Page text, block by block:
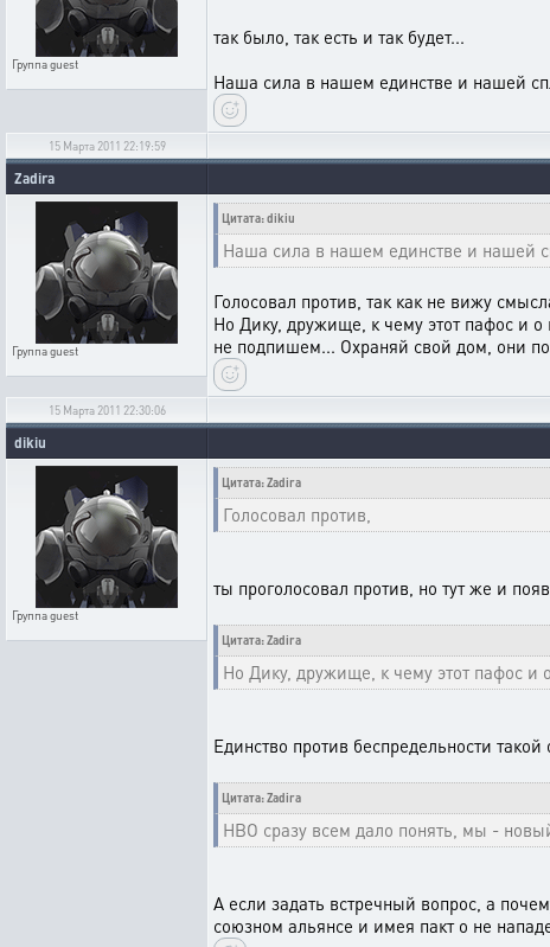
Группаguest
так было, так есть и так будет...
Наша сила в нашем единстве и нашей
15 Марта 2011 22:19:59
Zadira
Группаguest
Цитата: dikiu
Наша сила в нашем единстве и нашей
Голосовал против, так как не вижу
Но Дику, дружище, к чему этот пафос и
не подпишем... Охраняй свой дом, они
15 Марта 2011 22:30:06
dikiu
Группаguest
Цитата: Zadira
Голосовал против,
ты проголосовал против, но тут же и
Цитата: Zadira
Но Дику, дружище, к чему этот пафос и
Единство против беспредельности
Цитата: Zadira
НВО сразу всем дало понять, мы -
А если задать встречный вопрос, а
союзном альянсе и имея пакт о не